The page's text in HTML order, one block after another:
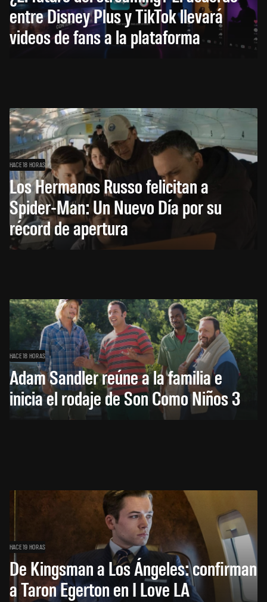
entre Disney Plus y TikTok llevará
videos de fans a la plataforma
HACE 18 HORAS
Los Hermanos Russo felicitan a
Spider-Man: Un Nuevo Día por su
récord de apertura
HACE 18 HORAS
Adam Sandler reúne a la familia e
inicia el rodaje de Son Como Niños 3
HACE 19 HORAS
De Kingsman a Los Ángeles: confirman
a Taron Egerton en I Love LA